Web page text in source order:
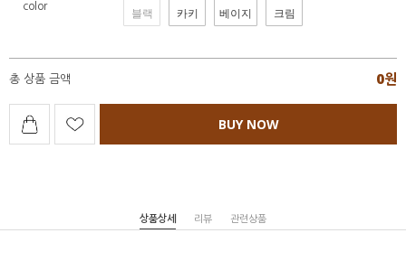
color 블랙 카키 베이지 크림
총 상품 금액 0원
BUY NOW
상품상세 리뷰 관련상품